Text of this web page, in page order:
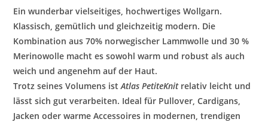
Ein wunderbar vielseitiges, hochwertiges Wollgarn.
Klassisch, gemütlich und gleichzeitig modern. Die
Kombination aus 70% norwegischer Lammwolle und 30 %
Merinowolle macht es sowohl warm und robust als auch
weich und angenehm auf der Haut.
Trotz seines Volumens istAtlas PetiteKnitrelativ leicht und
lässt sich gut verarbeiten. Ideal für Pullover, Cardigans,
Jacken oder warme Accessoires in modernen, trendigen